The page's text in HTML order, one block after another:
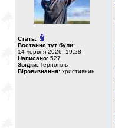
Стать:
Востаннє тут були:
14 червня 2026, 19:28
Написано: 527
Звідки: Тернопіль
Віровизнання: християнин